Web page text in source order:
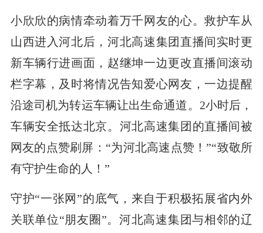
小欣欣的病情牵动着万千网友的心。救护车从
山西进入河北后，河北高速集团直播间实时更
新车辆行进画面，赵继坤一边更改直播间滚动
栏字幕，及时将情况告知爱心网友，一边提醒
沿途司机为转运车辆让出生命通道。2小时后，
车辆安全抵达北京。河北高速集团的直播间被
网友的点赞刷屏：“为河北高速点赞！”“致敬所
有守护生命的人！”
守护“一张网”的底气，来自于积极拓展省内外
关联单位“朋友圈”。河北高速集团与相邻的辽